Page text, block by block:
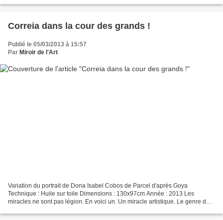
Correia dans la cour des grands !
Publié le 05/03/2013 à 15:57
Par Miroir de l'Art
Variation du portrait de Dona Isabel Cobos de Parcel d'après Goya
Technique : Huile sur toile Dimensions : 130x97cm Année : 2013 Les
miracles ne sont pas légion. En voici un. Un miracle artistique. Le genre de